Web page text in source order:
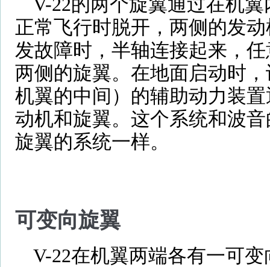
正常飞行时脱开，两侧的发
发故障时，半轴连接起来，
两侧的旋翼。在地面启动时
机翼的中间）的辅助动力装
动机和旋翼。这个系统和波
旋翼的系统一样。
可变向旋翼
V-22在机翼两端各有一可